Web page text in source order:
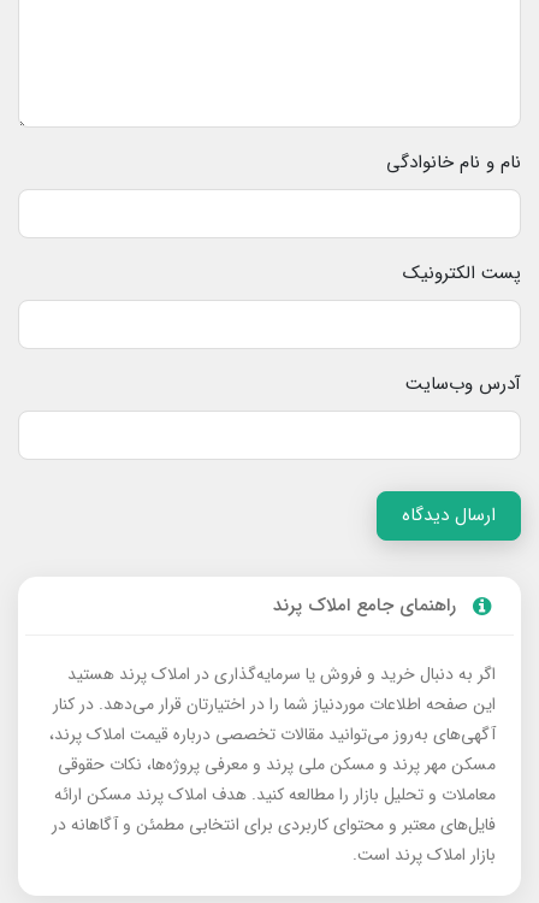
نام و نام خانوادگی
پست الکترونیک
آدرس وب‌سایت
ارسال دیدگاه
راهنمای جامع املاک پرند
اگر به دنبال خرید و فروش یا سرمایه‌گذاری در املاک پرند هستید
این صفحه اطلاعات موردنیاز شما را در اختیارتان قرار می‌دهد. در کنار
آگهی‌های به‌روز می‌توانید مقالات تخصصی درباره قیمت املاک پرند،
مسکن مهر پرند و مسکن ملی پرند و معرفی پروژه‌ها، نکات حقوقی
معاملات و تحلیل بازار را مطالعه کنید. هدف املاک پرند مسکن ارائه
فایل‌های معتبر و محتوای کاربردی برای انتخابی مطمئن و آگاهانه در
بازار املاک پرند است.